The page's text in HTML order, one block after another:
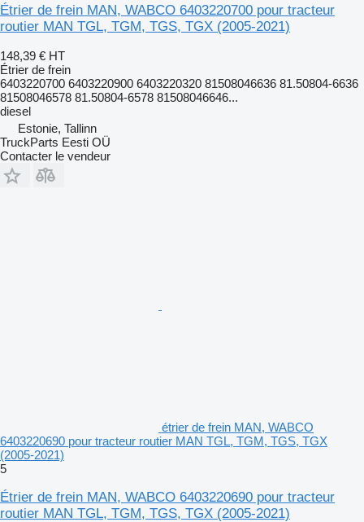
Étrier de frein MAN, WABCO 6403220700 pour tracteur
routier MAN TGL, TGM, TGS, TGX (2005-2021)
148,39 € HT
Étrier de frein
6403220700 6403220900 6403220320 81508046636 81.50804-6636
81508046578 81.50804-6578 81508046646...
diesel
Estonie, Tallinn
TruckParts Eesti OÜ
Contacter le vendeur
étrier de frein MAN, WABCO
6403220690 pour tracteur routier MAN TGL, TGM, TGS, TGX
(2005-2021)
5
Étrier de frein MAN, WABCO 6403220690 pour tracteur
routier MAN TGL, TGM, TGS, TGX (2005-2021)